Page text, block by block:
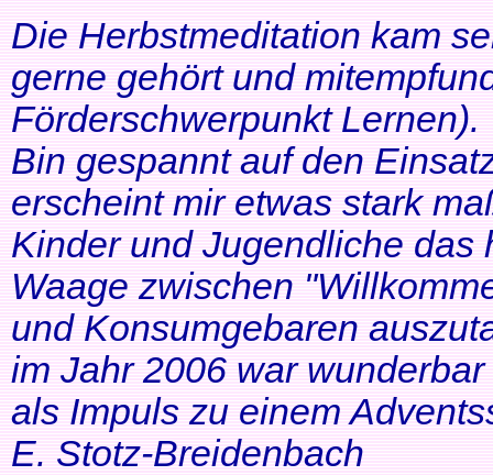
Die Herbstmeditation kam
gerne gehört und
Förderschwerpunkt Lernen).
Bin gespannt auf den
erscheint mir etwas stark
Kinder und Jugendliche das
Waage zwischen
und Konsumgebaren
im Jahr 2006 war
als Impuls zu einem
E. Stotz-Breidenbach